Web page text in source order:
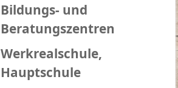
Bildungs- und
Beratungszentren
Werkrealschule,
Hauptschule